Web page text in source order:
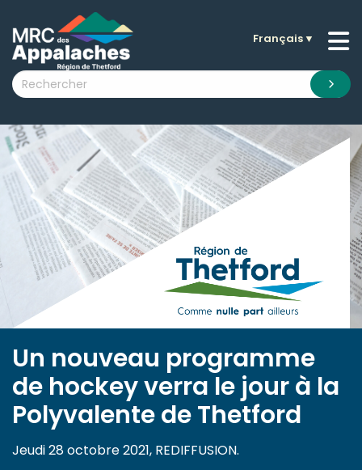
submenu (La MRC )
submenu (Citoyens )
submenu (Visiteurs )
submenu (Nouvelles )
submenu (Documentation )
Français▼
Un nouveau programme
de hockey verra le jour à la
Polyvalente de Thetford
Jeudi 28 octobre 2021, REDIFFUSION.